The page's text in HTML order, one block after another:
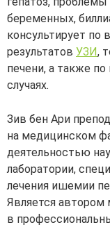
беременных,
консультирует по
результатов УЗИ,
печени, а также
случаях.
Зив бен Ари
на медицинском
деятельностью
лаборатории,
лечения ишемии
Является автором
в